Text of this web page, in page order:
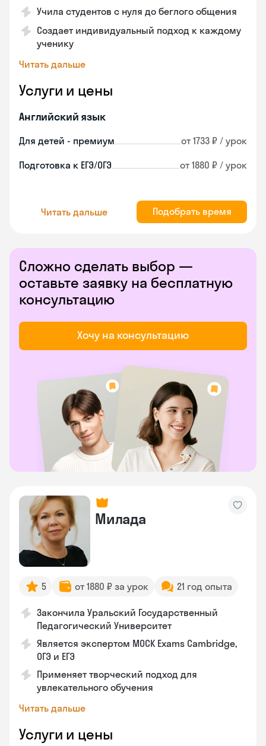
Учила студентов с нуля до беглого общения
Создает индивидуальный подход к каждому
ученику
Читать дальше
Услуги и цены
Английский язык
Для детей - премиум от 1733 ₽ / урок
Подготовка к ЕГЭ/ОГЭ от 1880 ₽ / урок
Читать дальше Подобрать время
Сложно сделать выбор —
оставьте заявку на бесплатную
консультацию
Хочу на консультацию
Милада
5 от 1880 ₽ за урок 21 год опыта
Закончила Уральский Государственный
Педагогический Университет
Является экспертом MOCK Exams Cambridge,
ОГЭ и ЕГЭ
Применяет творческий подход для
увлекательного обучения
Читать дальше
Услуги и цены